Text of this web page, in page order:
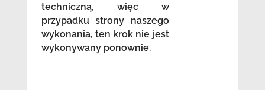
techniczną, więc w
przypadku strony naszego
wykonania, ten krok nie jest
wykonywany ponownie.